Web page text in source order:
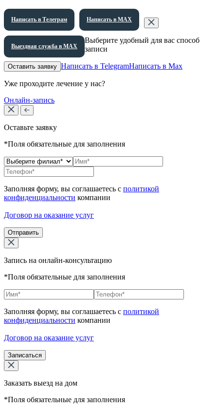
Написать в Телеграм Написать в МАХ
Выездная служба в МАХ
Выберите удобный для вас способ
записи
Оставить заявку Написать в TelegramНаписать в Max
Уже проходите лечение у нас?
Онлайн-запись
Оставьте заявку
*Поля обязательные для заполнения
Заполняя форму, вы соглашаетесь с политикой
конфиденциальности компании
Договор на оказание услуг
Отправить
Запись на онлайн-консультацию
*Поля обязательные для заполнения
Заполняя форму, вы соглашаетесь с политикой
конфиденциальности компании
Договор на оказание услуг
Записаться
Заказать выезд на дом
*Поля обязательные для заполнения